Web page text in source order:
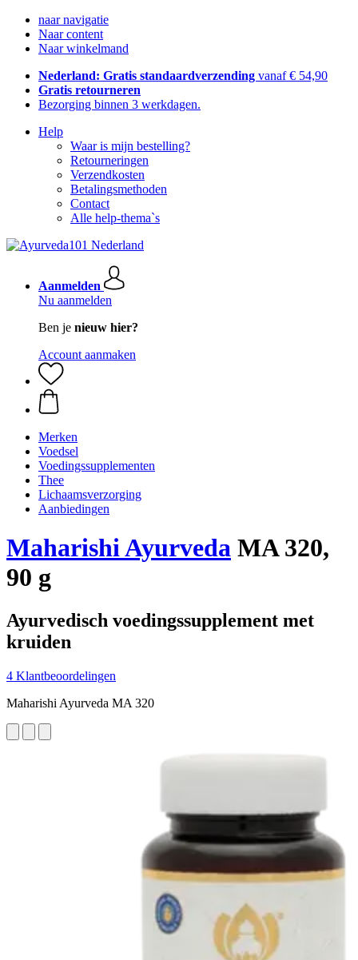
naar navigatie
Naar content
Naar winkelmand
Nederland: Gratis standaardverzending vanaf € 54,90
Gratis retourneren
Bezorging binnen 3 werkdagen.
Help
Waar is mijn bestelling?
Retourneringen
Verzendkosten
Betalingsmethoden
Contact
Alle help-thema`s
Aanmelden
Nu aanmelden
Ben je nieuw hier?
Account aanmaken
Merken
Voedsel
Voedingssupplementen
Thee
Lichaamsverzorging
Aanbiedingen
Maharishi Ayurveda MA 320,
90 g
Ayurvedisch voedingssupplement met
kruiden
4 Klantbeoordelingen
Maharishi Ayurveda MA 320